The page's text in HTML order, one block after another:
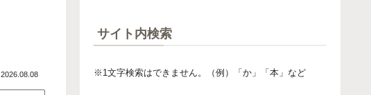
2026.08.08
サイト内検索
※1文字検索はできません。（例）「か」「本」など